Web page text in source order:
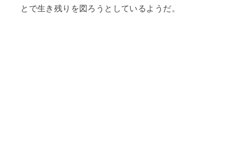
とで生き残りを図ろうとしているようだ。